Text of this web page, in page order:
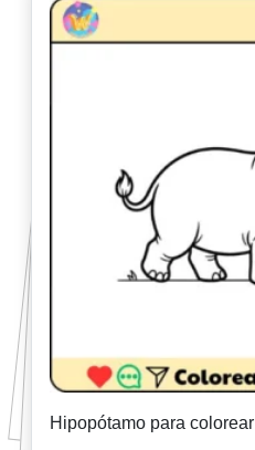
Hipopótamo para colorear